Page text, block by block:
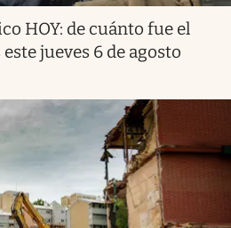
HOY: de cuánto fue el
jueves 6 de agosto